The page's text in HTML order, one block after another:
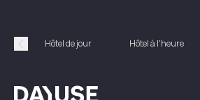
Précédent
Hôtel de jour Hôtel à l'heure
Dayuse